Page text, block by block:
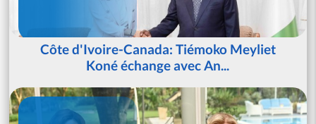
Côte d'Ivoire-Canada: Tiémoko Meyliet
Koné échange avec An...